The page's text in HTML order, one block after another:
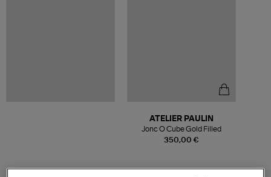
350,00 €
ATELIER PAULIN
Jonc O Cube Gold Filled